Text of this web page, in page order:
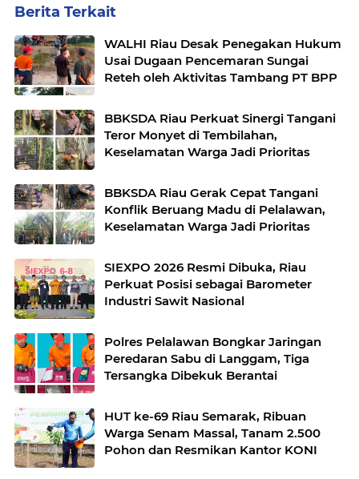
Berita Terkait
WALHI Riau Desak Penegakan Hukum
Usai Dugaan Pencemaran Sungai
Reteh oleh Aktivitas Tambang PT BPP
BBKSDA Riau Perkuat Sinergi Tangani
Teror Monyet di Tembilahan,
Keselamatan Warga Jadi Prioritas
BBKSDA Riau Gerak Cepat Tangani
Konflik Beruang Madu di Pelalawan,
Keselamatan Warga Jadi Prioritas
SIEXPO 2026 Resmi Dibuka, Riau
Perkuat Posisi sebagai Barometer
Industri Sawit Nasional
Polres Pelalawan Bongkar Jaringan
Peredaran Sabu di Langgam, Tiga
Tersangka Dibekuk Berantai
HUT ke-69 Riau Semarak, Ribuan
Warga Senam Massal, Tanam 2.500
Pohon dan Resmikan Kantor KONI